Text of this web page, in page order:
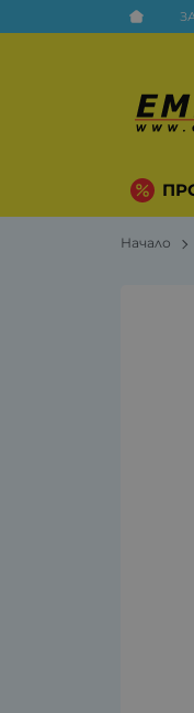
Начало